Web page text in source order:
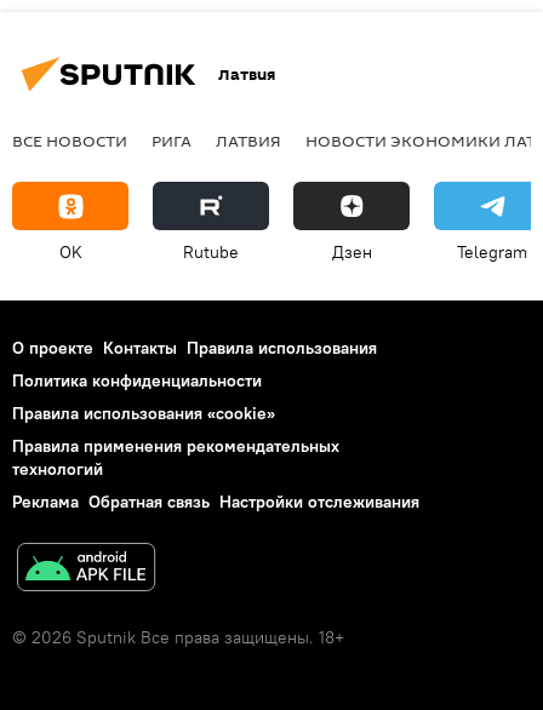
Латвия
ВСЕ НОВОСТИ РИГА ЛАТВИЯ НОВОСТИ ЭКОНОМИКИ
OK Rutube Дзен Telegram
О проекте Контакты Правила использования
Политика конфиденциальности
Правила использования «cookie»
Правила применения рекомендательных
технологий
Реклама Обратная связь Настройки отслеживания
© 2026 Sputnik Все права защищены. 18+